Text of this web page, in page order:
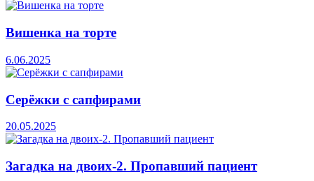
Вишенка на торте
6.06.2025
Серёжки с сапфирами
20.05.2025
Загадка на двоих-2. Пропавший пациент